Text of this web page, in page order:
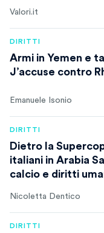
Valori.it
DIRITTI
Armi in Yemen e
J’accuse contro
Emanuele Isonio
DIRITTI
Dietro la
italiani in Arabia
calcio e diritti
Nicoletta Dentico
DIRITTI